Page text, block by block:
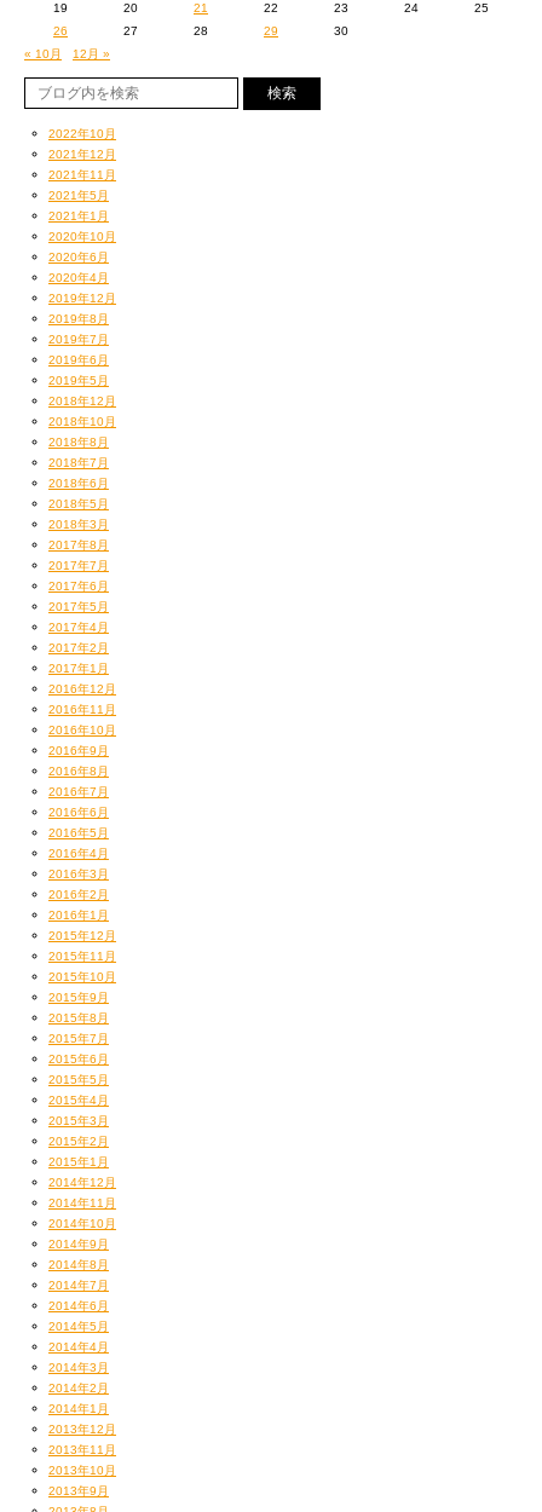
19
20 21 22 23 24
25
26
27 28 29
30
« 10月
12月 »
2022年10月
2021年12月
2021年11月
2021年5月
2021年1月
2020年10月
2020年6月
2020年4月
2019年12月
2019年8月
2019年7月
2019年6月
2019年5月
2018年12月
2018年10月
2018年8月
2018年7月
2018年6月
2018年5月
2018年3月
2017年8月
2017年7月
2017年6月
2017年5月
2017年4月
2017年2月
2017年1月
2016年12月
2016年11月
2016年10月
2016年9月
2016年8月
2016年7月
2016年6月
2016年5月
2016年4月
2016年3月
2016年2月
2016年1月
2015年12月
2015年11月
2015年10月
2015年9月
2015年8月
2015年7月
2015年6月
2015年5月
2015年4月
2015年3月
2015年2月
2015年1月
2014年12月
2014年11月
2014年10月
2014年9月
2014年8月
2014年7月
2014年6月
2014年5月
2014年4月
2014年3月
2014年2月
2014年1月
2013年12月
2013年11月
2013年10月
2013年9月